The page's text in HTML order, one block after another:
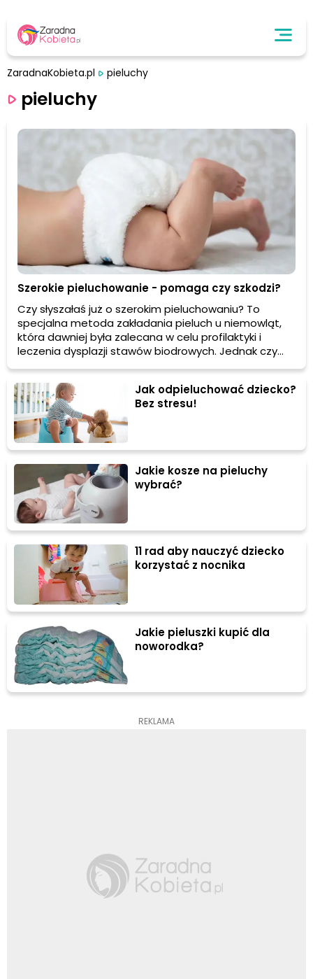
ZaradnaKobieta.pl pieluchy
pieluchy
Szerokie pieluchowanie - pomaga czy szkodzi?
Czy słyszałaś już o szerokim pieluchowaniu? To
specjalna metoda zakładania pieluch u niemowląt,
która dawniej była zalecana w celu profilaktyki i
leczenia dysplazji stawów biodrowych. Jednak czy
nadal jest to skuteczna praktyka? Przeczytaj ten
artykuł, aby dowiedzieć się więcej o szerokim
pieluchowaniu i o tym, czy warto je stosować u
Twojego dziecka.
Jak odpieluchować dziecko?
Bez stresu!
Jakie kosze na pieluchy
wybrać?
11 rad aby nauczyć dziecko
korzystać z nocnika
Jakie pieluszki kupić dla
noworodka?
REKLAMA